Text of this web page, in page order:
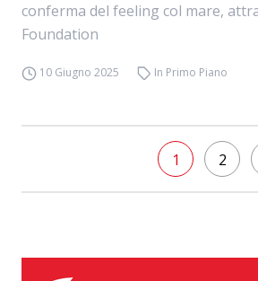
conferma del feeling col mare,
Foundation
10 Giugno 2025 In Primo Piano
1 2